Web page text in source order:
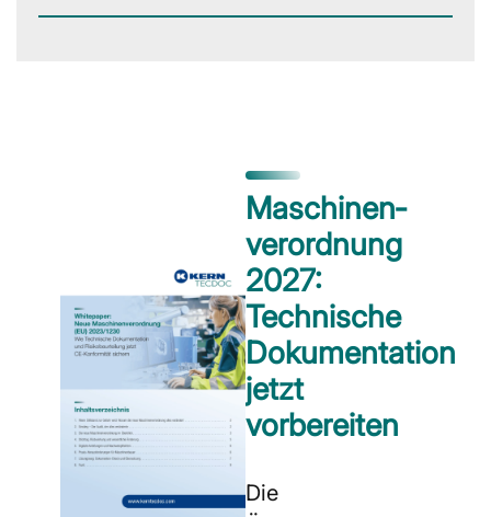
Maschinen­
verordnung
2027:
Technische
Dokumentation
jetzt
vorbereiten
Die